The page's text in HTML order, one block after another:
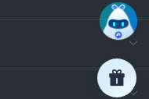
9:30-
Email